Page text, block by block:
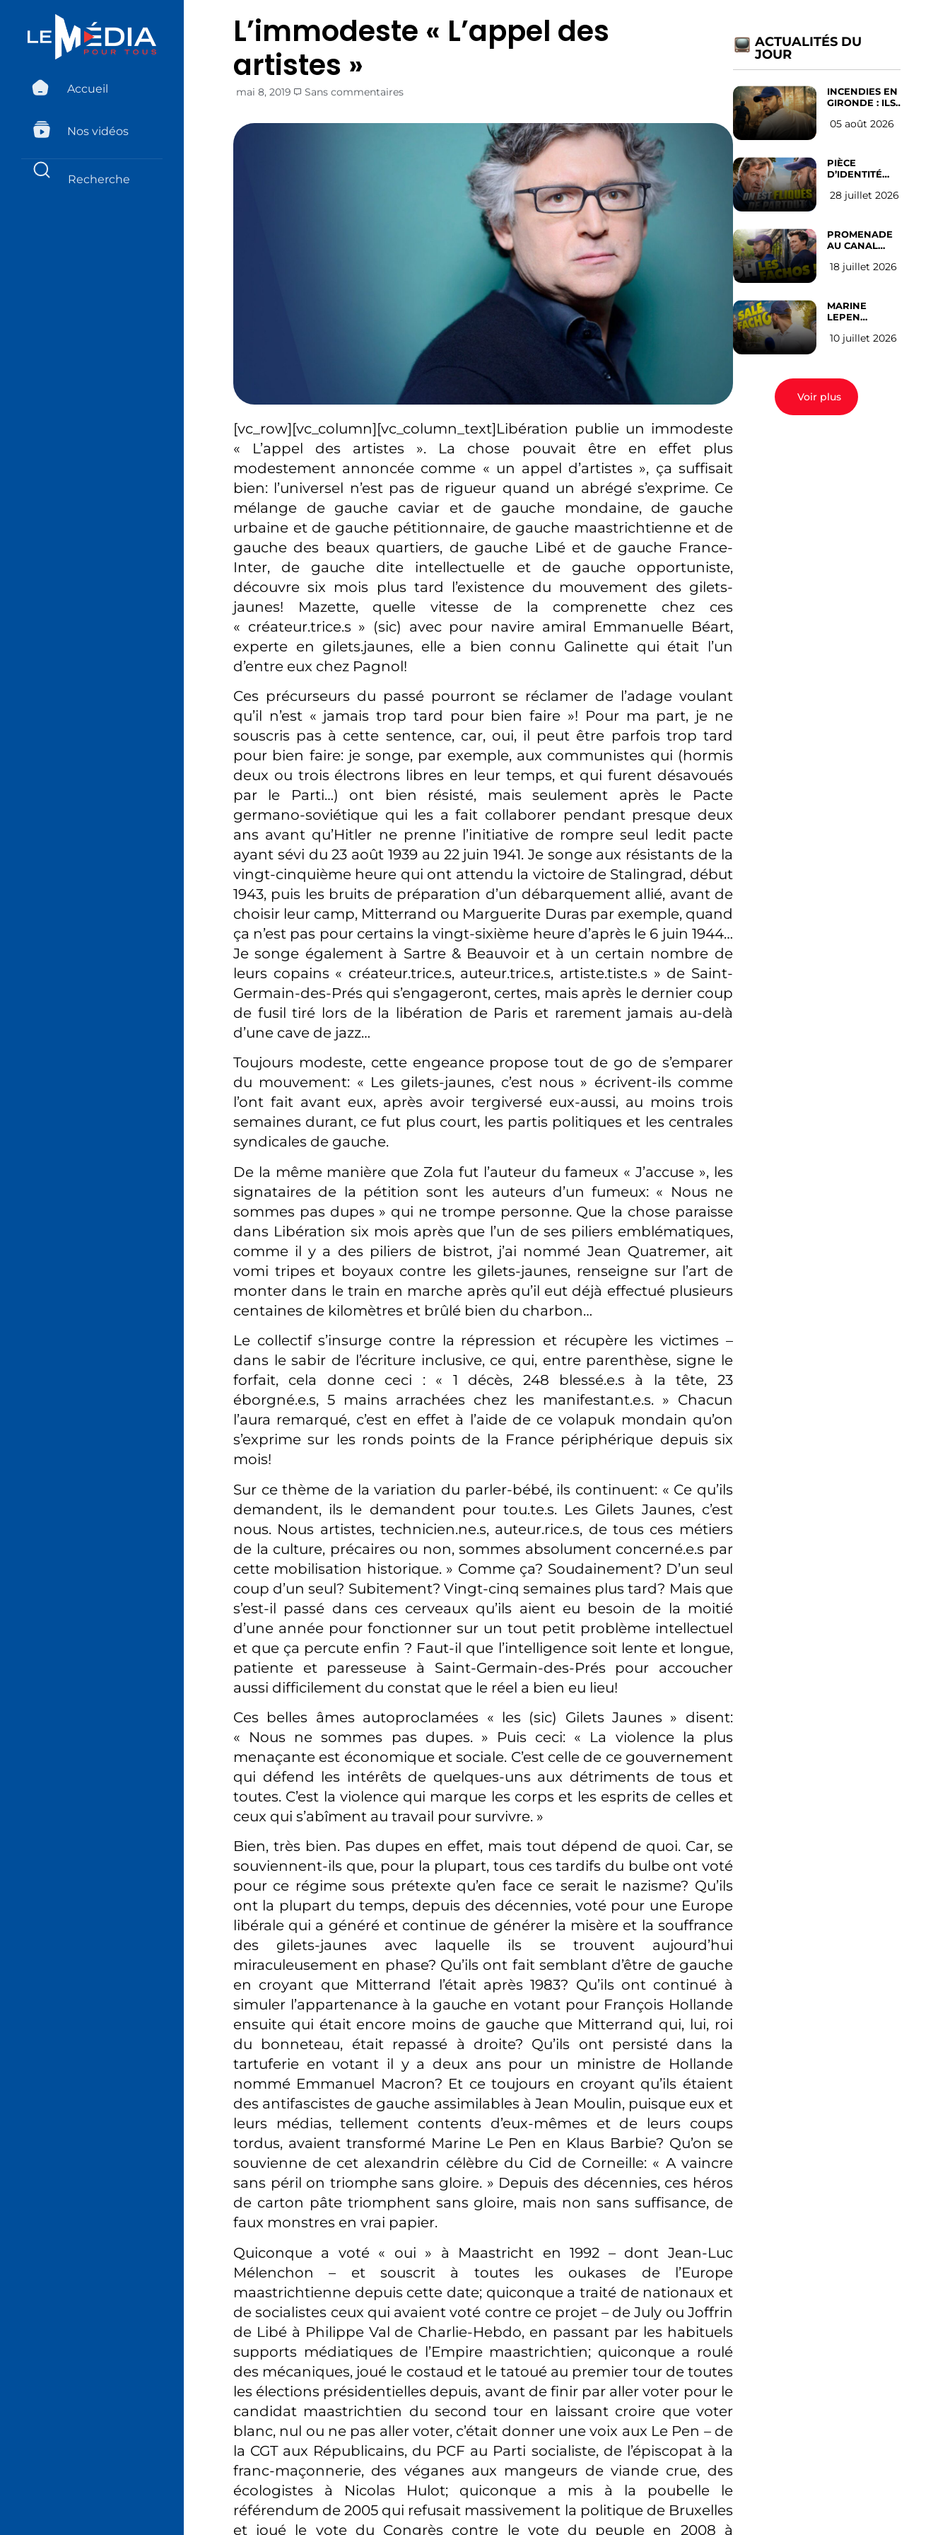
Accueil
Nos vidéos
L’immodeste « L’appel des
artistes »
mai 8, 2019 Sans commentaires
[vc_row][vc_column][vc_column_text]Libération publie un immodeste
« L’appel des artistes ». La chose pouvait être en effet plus
modestement annoncée comme « un appel d’artistes », ça suffisait
bien: l’universel n’est pas de rigueur quand un abrégé s’exprime. Ce
mélange de gauche caviar et de gauche mondaine, de gauche
urbaine et de gauche pétitionnaire, de gauche maastrichtienne et de
gauche des beaux quartiers, de gauche Libé et de gauche France-
Inter, de gauche dite intellectuelle et de gauche opportuniste,
découvre six mois plus tard l’existence du mouvement des gilets-
jaunes! Mazette, quelle vitesse de la comprenette chez ces
« créateur.trice.s » (sic) avec pour navire amiral Emmanuelle Béart,
experte en gilets.jaunes, elle a bien connu Galinette qui était l’un
d’entre eux chez Pagnol!
Ces précurseurs du passé pourront se réclamer de l’adage voulant
qu’il n’est « jamais trop tard pour bien faire »! Pour ma part, je ne
souscris pas à cette sentence, car, oui, il peut être parfois trop tard
pour bien faire: je songe, par exemple, aux communistes qui (hormis
deux ou trois électrons libres en leur temps, et qui furent désavoués
par le Parti…) ont bien résisté, mais seulement après le Pacte
germano-soviétique qui les a fait collaborer pendant presque deux
ans avant qu’Hitler ne prenne l’initiative de rompre seul ledit pacte
ayant sévi du 23 août 1939 au 22 juin 1941. Je songe aux résistants de la
vingt-cinquième heure qui ont attendu la victoire de Stalingrad, début
1943, puis les bruits de préparation d’un débarquement allié, avant de
choisir leur camp, Mitterrand ou Marguerite Duras par exemple, quand
ça n’est pas pour certains la vingt-sixième heure d’après le 6 juin 1944…
Je songe également à Sartre & Beauvoir et à un certain nombre de
leurs copains « créateur.trice.s, auteur.trice.s, artiste.tiste.s » de Saint-
Germain-des-Prés qui s’engageront, certes, mais après le dernier coup
de fusil tiré lors de la libération de Paris et rarement jamais au-delà
d’une cave de jazz…
Toujours modeste, cette engeance propose tout de go de s’emparer
du mouvement: « Les gilets-jaunes, c’est nous » écrivent-ils comme
l’ont fait avant eux, après avoir tergiversé eux-aussi, au moins trois
semaines durant, ce fut plus court, les partis politiques et les centrales
syndicales de gauche.
De la même manière que Zola fut l’auteur du fameux « J’accuse », les
signataires de la pétition sont les auteurs d’un fumeux: « Nous ne
sommes pas dupes » qui ne trompe personne. Que la chose paraisse
dans Libération six mois après que l’un de ses piliers emblématiques,
comme il y a des piliers de bistrot, j’ai nommé Jean Quatremer, ait
vomi tripes et boyaux contre les gilets-jaunes, renseigne sur l’art de
monter dans le train en marche après qu’il eut déjà effectué plusieurs
centaines de kilomètres et brûlé bien du charbon…
Le collectif s’insurge contre la répression et récupère les victimes –
dans le sabir de l’écriture inclusive, ce qui, entre parenthèse, signe le
forfait, cela donne ceci : « 1 décès, 248 blessé.e.s à la tête, 23
éborgné.e.s, 5 mains arrachées chez les manifestant.e.s. » Chacun
l’aura remarqué, c’est en effet à l’aide de ce volapuk mondain qu’on
s’exprime sur les ronds points de la France périphérique depuis six
mois!
Sur ce thème de la variation du parler-bébé, ils continuent: « Ce qu’ils
demandent, ils le demandent pour tou.te.s. Les Gilets Jaunes, c’est
nous. Nous artistes, technicien.ne.s, auteur.rice.s, de tous ces métiers
de la culture, précaires ou non, sommes absolument concerné.e.s par
cette mobilisation historique. » Comme ça? Soudainement? D’un seul
coup d’un seul? Subitement? Vingt-cinq semaines plus tard? Mais que
s’est-il passé dans ces cerveaux qu’ils aient eu besoin de la moitié
d’une année pour fonctionner sur un tout petit problème intellectuel
et que ça percute enfin ? Faut-il que l’intelligence soit lente et longue,
patiente et paresseuse à Saint-Germain-des-Prés pour accoucher
aussi difficilement du constat que le réel a bien eu lieu!
Ces belles âmes autoproclamées « les (sic) Gilets Jaunes » disent:
« Nous ne sommes pas dupes. » Puis ceci: « La violence la plus
menaçante est économique et sociale. C’est celle de ce gouvernement
qui défend les intérêts de quelques-uns aux détriments de tous et
toutes. C’est la violence qui marque les corps et les esprits de celles et
ceux qui s’abîment au travail pour survivre. »
Bien, très bien. Pas dupes en effet, mais tout dépend de quoi. Car, se
souviennent-ils que, pour la plupart, tous ces tardifs du bulbe ont voté
pour ce régime sous prétexte qu’en face ce serait le nazisme? Qu’ils
ont la plupart du temps, depuis des décennies, voté pour une Europe
libérale qui a généré et continue de générer la misère et la souffrance
des gilets-jaunes avec laquelle ils se trouvent aujourd’hui
miraculeusement en phase? Qu’ils ont fait semblant d’être de gauche
en croyant que Mitterrand l’était après 1983? Qu’ils ont continué à
simuler l’appartenance à la gauche en votant pour François Hollande
ensuite qui était encore moins de gauche que Mitterrand qui, lui, roi
du bonneteau, était repassé à droite? Qu’ils ont persisté dans la
tartuferie en votant il y a deux ans pour un ministre de Hollande
nommé Emmanuel Macron? Et ce toujours en croyant qu’ils étaient
des antifascistes de gauche assimilables à Jean Moulin, puisque eux et
leurs médias, tellement contents d’eux-mêmes et de leurs coups
tordus, avaient transformé Marine Le Pen en Klaus Barbie? Qu’on se
souvienne de cet alexandrin célèbre du Cid de Corneille: « A vaincre
sans péril on triomphe sans gloire. » Depuis des décennies, ces héros
de carton pâte triomphent sans gloire, mais non sans suffisance, de
faux monstres en vrai papier.
Quiconque a voté « oui » à Maastricht en 1992 – dont Jean-Luc
Mélenchon – et souscrit à toutes les oukases de l’Europe
maastrichtienne depuis cette date; quiconque a traité de nationaux et
de socialistes ceux qui avaient voté contre ce projet – de July ou Joffrin
de Libé à Philippe Val de Charlie-Hebdo, en passant par les habituels
supports médiatiques de l’Empire maastrichtien; quiconque a roulé
des mécaniques, joué le costaud et le tatoué au premier tour de toutes
les élections présidentielles depuis, avant de finir par aller voter pour le
candidat maastrichtien du second tour en laissant croire que voter
blanc, nul ou ne pas aller voter, c’était donner une voix aux Le Pen – de
la CGT aux Républicains, du PCF au Parti socialiste, de l’épiscopat à la
franc-maçonnerie, des véganes aux mangeurs de viande crue, des
écologistes à Nicolas Hulot; quiconque a mis à la poubelle le
référendum de 2005 qui refusait massivement la politique de Bruxelles
et joué le vote du Congrès contre le vote du peuple en 2008 à
ACTUALITÉS DU
JOUR
INCENDIES EN
GIRONDE : ILS
D’ABANDONNER
05 août 2026
PIÈCE
D’IDENTITÉ
SUR LES
l’avis des
Français
28 juillet 2026
PROMENADE
AU CANAL
(les gauchistes
18 juillet 2026
MARINE
LEPEN
EN 2027 : l’avis
10 juillet 2026
Voir plus